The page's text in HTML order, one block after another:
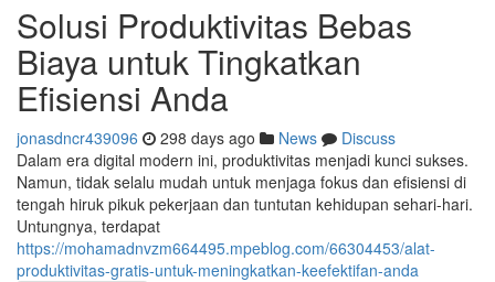
Solusi Produktivitas Bebas
Biaya untuk Tingkatkan
Efisiensi Anda
jonasdncr439096 298 days ago News
Discuss
Dalam era digital modern ini, produktivitas menjadi kunci sukses.
Namun, tidak selalu mudah untuk menjaga fokus dan efisiensi di
tengah hiruk pikuk pekerjaan dan tuntutan kehidupan sehari-hari.
Untungnya, terdapat
https://mohamadnvzm664495.mpeblog.com/66304453/alat-
produktivitas-gratis-untuk-meningkatkan-keefektifan-anda